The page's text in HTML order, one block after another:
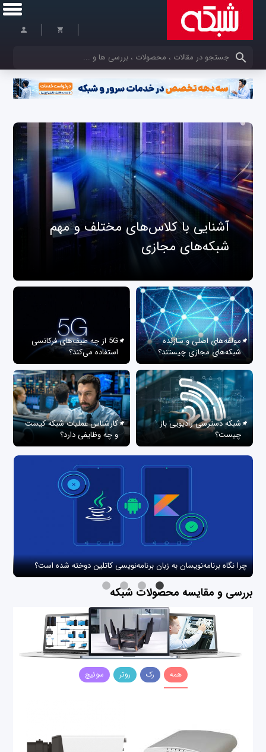
کلمات کلیدی خود را وارد کنید
آشنایی با کلاس‌های مختلف و مهم
شبکه‌های مجازی
مولفه‌های اصلی و سازنده
شبکه‌های مجازی چیستند؟
5G از چه طیف‌های فرکانسی
استفاده می‌کند؟
شبکه دسترسی رادیویی باز
چیست؟
کارشناس عملیات شبکه کیست
و چه وظایفی دارد؟
چرا نگاه برنامه‌نویسان به زبان برنامه‌نویسی کاتلین دوخته شده است؟
بررسی و مقایسه محصولات شبکه
همه رک روتر سوئیچ